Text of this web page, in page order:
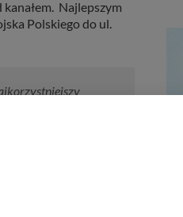
Najlepszym
Polskiego do ul.
Gazety
przez teren,
budynku
skrzyżowania ulic